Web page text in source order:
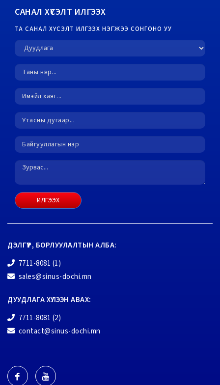
САНАЛ ХҮСЭЛТ ИЛГЭЭХ
ТА САНАЛ ХҮСЭЛТ ИЛГЭЭХ НЭГЖЭЭ СОНГОНО УУ
ИЛГЭЭХ
ДЭЛГҮҮР, БОРЛУУЛАЛТЫН АЛБА:
7711-8081 (1)
sales@sinus-dochi.mn
ДУУДЛАГА ХҮЛЭЭН АВАХ:
7711-8081 (2)
contact@sinus-dochi.mn